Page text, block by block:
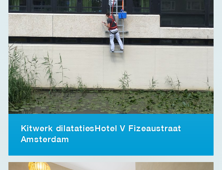
Kitwerk dilatatiesHotel V Fizeaustraat
Amsterdam